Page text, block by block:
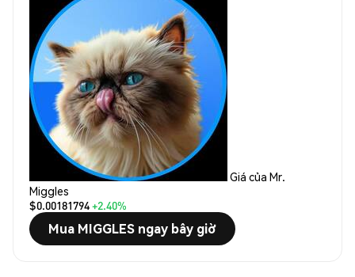
Giá của Mr.
Miggles
$0.00181794+2.40%
Mua MIGGLES ngay bây giờ